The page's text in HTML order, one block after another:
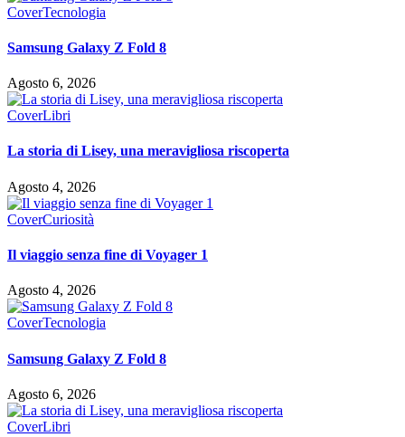
CoverTecnologia
Samsung Galaxy Z Fold 8
Agosto 6, 2026
CoverLibri
La storia di Lisey, una meravigliosa riscoperta
Agosto 4, 2026
CoverCuriosità
Il viaggio senza fine di Voyager 1
Agosto 4, 2026
CoverTecnologia
Samsung Galaxy Z Fold 8
Agosto 6, 2026
CoverLibri